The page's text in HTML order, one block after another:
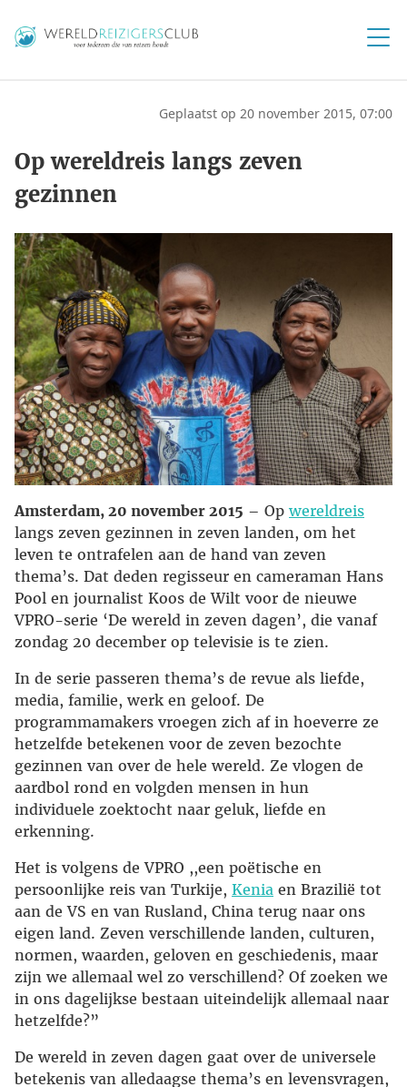
Geplaatst op 20 november 2015, 07:00
Op wereldreis langs zeven
gezinnen
Amsterdam, 20 november 2015 – Op wereldreis
langs zeven gezinnen in zeven landen, om het
leven te ontrafelen aan de hand van zeven
thema’s. Dat deden regisseur en cameraman Hans
Pool en journalist Koos de Wilt voor de nieuwe
VPRO-serie ‘De wereld in zeven dagen’, die vanaf
zondag 20 december op televisie is te zien.
In de serie passeren thema’s de revue als liefde,
media, familie, werk en geloof. De
programmamakers vroegen zich af in hoeverre ze
hetzelfde betekenen voor de zeven bezochte
gezinnen van over de hele wereld. Ze vlogen de
aardbol rond en volgden mensen in hun
individuele zoektocht naar geluk, liefde en
erkenning.
Het is volgens de VPRO ,,een poëtische en
persoonlijke reis van Turkije, Kenia en Brazilië tot
aan de VS en van Rusland, China terug naar ons
eigen land. Zeven verschillende landen, culturen,
normen, waarden, geloven en geschiedenis, maar
zijn we allemaal wel zo verschillend? Of zoeken we
in ons dagelijkse bestaan uiteindelijk allemaal naar
hetzelfde?”
De wereld in zeven dagen gaat over de universele
betekenis van alledaagse thema’s en levensvragen,